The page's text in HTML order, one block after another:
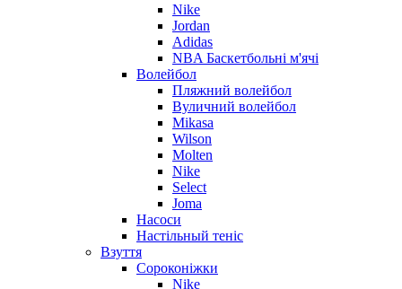
Nike
Jordan
Adidas
NBA Баскетбольні м'ячі
Волейбол
Пляжний волейбол
Вуличний волейбол
Mikasa
Wilson
Molten
Nike
Select
Joma
Насоси
Настільный теніс
Взуття
Сороконіжки
Nike